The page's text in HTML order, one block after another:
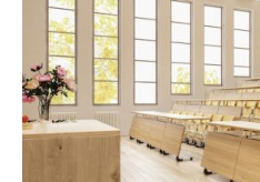
région